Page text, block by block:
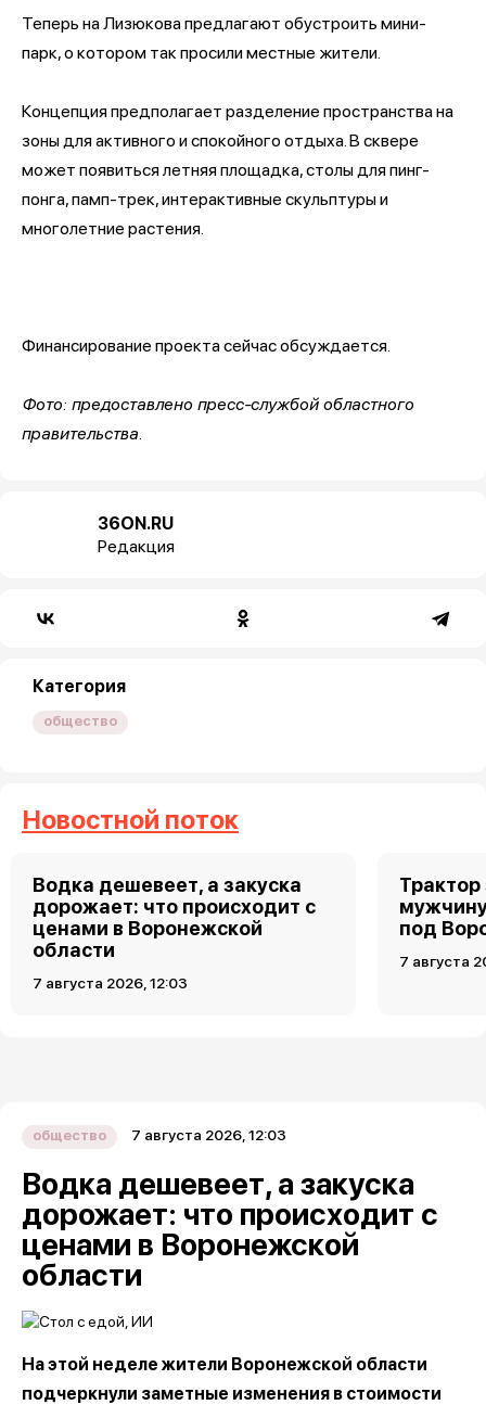
Теперь на Лизюкова предлагают обустроить мини-
парк, о котором так просили местные жители.
Концепция предполагает разделение пространства на
зоны для активного и спокойного отдыха. В сквере
может появиться летняя площадка, столы для пинг-
понга, памп-трек, интерактивные скульптуры и
многолетние растения.
Финансирование проекта сейчас обсуждается.
Фото: предоставлено пресс-службой областного
правительства.
36ON.RU
Редакция
Категория
общество
Новостной поток
Водка дешевеет, а закуска
дорожает: что происходит с
ценами в Воронежской
области
7 августа 2026, 12:03
под
7 августа
общество 7 августа 2026, 12:03
Водка дешевеет, а закуска
дорожает: что происходит с
ценами в Воронежской
области
На этой неделе жители Воронежской области
подчеркнули заметные изменения в стоимости